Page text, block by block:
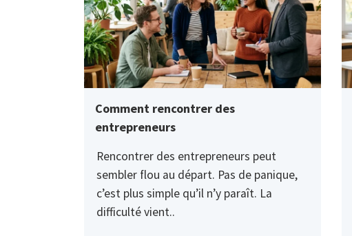
Comment rencontrer des
entrepreneurs
Rencontrer des entrepreneurs peut
sembler flou au départ. Pas de panique,
c’est plus simple qu’il n’y paraît. La
difficulté vient..